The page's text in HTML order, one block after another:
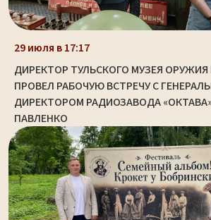
29 июля в 17:17
ДИРЕКТОР ТУЛЬСКОГО МУЗЕЯ
ПРОВЕЛ РАБОЧУЮ ВСТРЕЧУ С
ДИРЕКТОРОМ РАДИОЗАВОДА
ПАВЛЕНКО